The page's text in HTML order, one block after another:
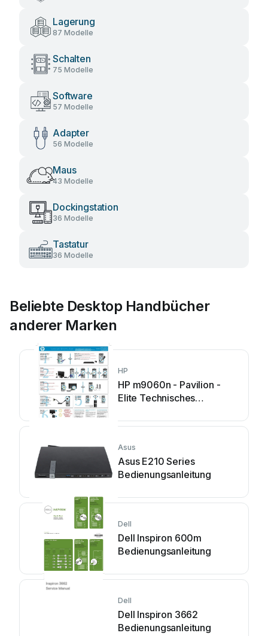
Lagerung
87 Modelle
Schalten
75 Modelle
Software
57 Modelle
Adapter
56 Modelle
Maus
43 Modelle
Dockingstation
36 Modelle
Tastatur
36 Modelle
Beliebte Desktop Handbücher
anderer Marken
HP
HP m9060n - Pavilion -
Elite Technisches
Asus
Asus E210 Series
Bedienungsanleitung
Dell
Dell Inspiron 600m
Bedienungsanleitung
Dell
Dell Inspiron 3662
Bedienungsanleitung